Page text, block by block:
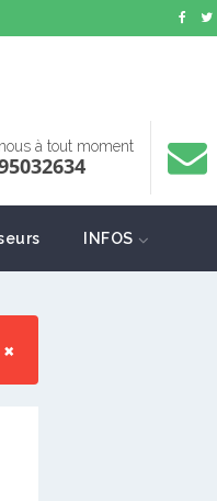
à tout moment
INFOS
×